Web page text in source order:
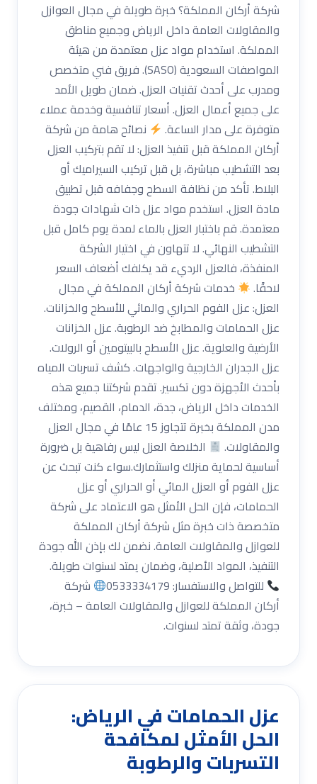
شركة أركان المملكة؟ خبرة طويلة في مجال العوازل
والمقاولات العامة داخل الرياض وجميع مناطق
المملكة. استخدام مواد عزل معتمدة من هيئة
المواصفات السعودية (SASO). فريق فني متخصص
ومدرب على أحدث تقنيات العزل. ضمان طويل الأمد
على جميع أعمال العزل. أسعار تنافسية وخدمة عملاء
متوفرة على مدار الساعة.
نصائح هامة من شركة
أركان المملكة قبل تنفيذ العزل: لا تقم بتركيب العزل
بعد التشطيب مباشرة، بل قبل تركيب السيراميك أو
البلاط. تأكد من نظافة السطح وجفافه قبل تطبيق
مادة العزل. استخدم مواد عزل ذات شهادات جودة
معتمدة. قم باختبار العزل بالماء لمدة يوم كامل قبل
التشطيب النهائي. لا تتهاون في اختيار الشركة
المنفذة، فالعزل الرديء قد يكلفك أضعاف السعر
لاحقًا.
خدمات شركة أركان المملكة في مجال
العزل: عزل الفوم الحراري والمائي للأسطح والخزانات.
عزل الحمامات والمطابخ ضد الرطوبة. عزل الخزانات
الأرضية والعلوية. عزل الأسطح بالبيتومين أو الرولات.
عزل الجدران الخارجية والواجهات. كشف تسربات المياه
بأحدث الأجهزة دون تكسير. تقدم شركتنا جميع هذه
الخدمات داخل الرياض، جدة، الدمام، القصيم، ومختلف
مدن المملكة بخبرة تتجاوز 15 عامًا في مجال العزل
والمقاولات.
الخلاصة العزل ليس رفاهية بل ضرورة
أساسية لحماية منزلك واستثمارك.سواء كنت تبحث عن
عزل الفوم أو العزل المائي أو الحراري أو عزل
الحمامات، فإن الحل الأمثل هو الاعتماد على شركة
متخصصة ذات خبرة مثل شركة أركان المملكة
للعوازل والمقاولات العامة. نضمن لك بإذن الله جودة
التنفيذ، المواد الأصلية، وضمان يمتد لسنوات طويلة.
للتواصل والاستفسار: 0533334179
شركة
أركان المملكة للعوازل والمقاولات العامة – خبرة،
جودة، وثقة تمتد لسنوات.
عزل الحمامات في الرياض:
الحل الأمثل لمكافحة
التسربات والرطوبة